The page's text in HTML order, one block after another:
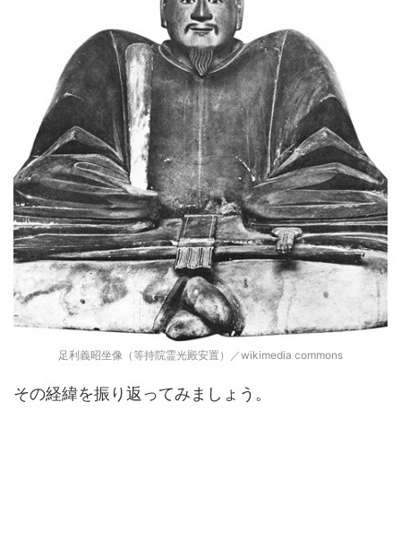
足利義昭坐像（等持院霊光殿安置）／wikimedia commons
その経緯を振り返ってみましょう。